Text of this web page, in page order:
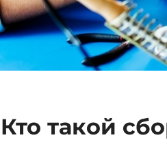
Кто такой